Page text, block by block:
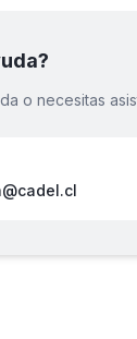
o necesitas